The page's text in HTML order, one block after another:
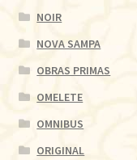
NOIR
NOVA SAMPA
OBRAS PRIMAS
OMELETE
OMNIBUS
ORIGINAL